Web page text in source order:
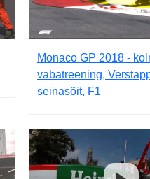
Monaco GP 2018 -
vabatreening,
seinasõit, F1